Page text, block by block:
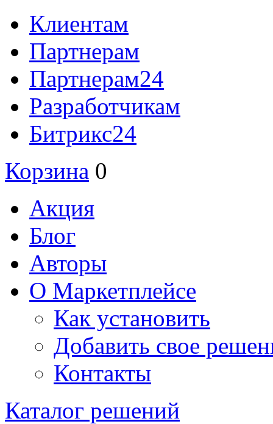
Клиентам
Партнерам
Партнерам24
Разработчикам
Битрикс24
Корзина 0
Акция
Блог
Авторы
О Маркетплейсе
Как установить
Добавить свое
Контакты
Каталог решений